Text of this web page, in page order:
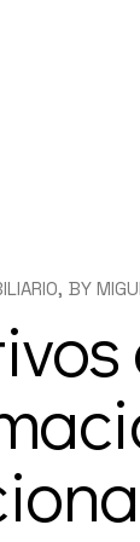
BY